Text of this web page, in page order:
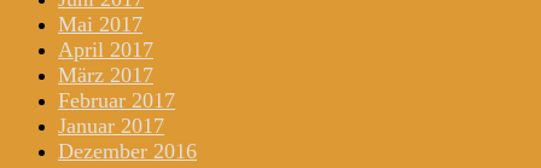
Mai 2017
April 2017
März 2017
Februar 2017
Januar 2017
Dezember 2016